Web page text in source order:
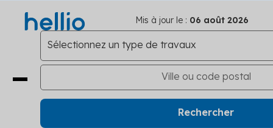
Mis à jour le : 06 août 2026